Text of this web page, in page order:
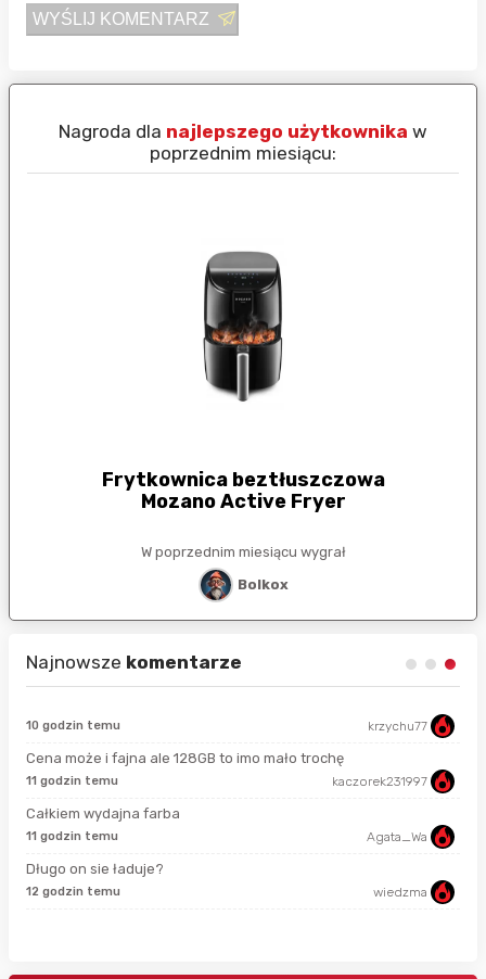
WYŚLIJ KOMENTARZ
Nagroda dla najlepszego użytkownika w
poprzednim miesiącu:
Frytkownica beztłuszczowa
Mozano Active Fryer
W poprzednim miesiącu wygrał
Bolkox
Najnowsze komentarze
10 godzin temu krzychu77
Cena może i fajna ale 128GB to imo mało trochę
11 godzin temu kaczorek231997
Całkiem wydajna farba
11 godzin temu Agata_Wa
Długo on sie ładuje?
12 godzin temu wiedzma